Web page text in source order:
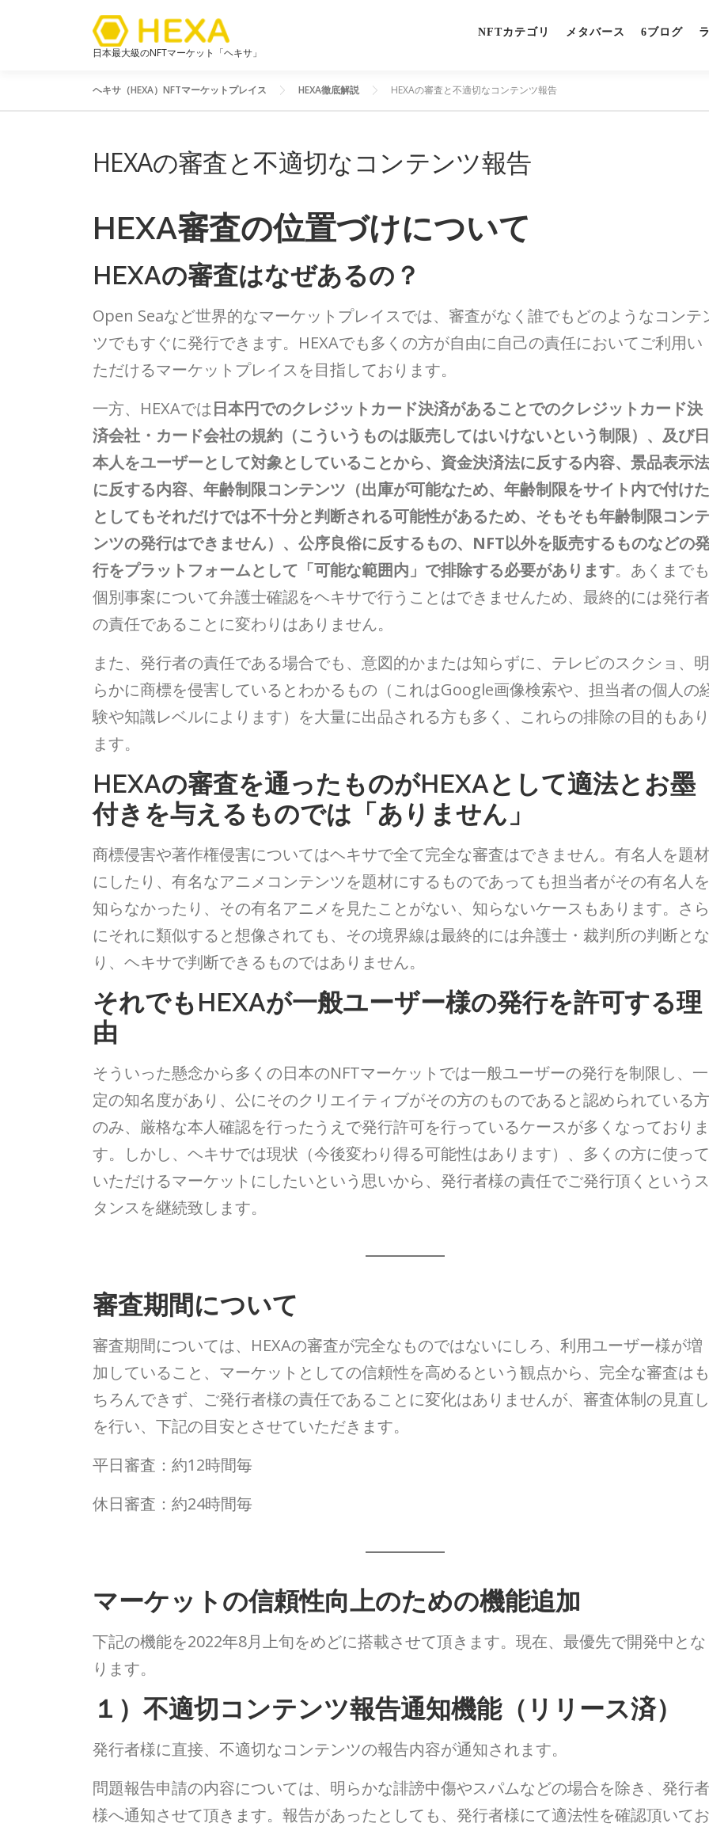
日本最大級のNFTマーケット「ヘキサ」
NFTカテゴリ メタバース 6ブログ
ヘキサ（HEXA）NFTマーケットプレイス HEXA徹底解説 HEXAの審査と不適切なコンテンツ報告
HEXAの審査と不適切なコンテンツ報告
HEXA審査の位置づけについて
HEXAの審査はなぜあるの？
Open Seaなど世界的なマーケットプレイスでは、審査がなく誰でもどのようなコンテ
ツでもすぐに発行できます。HEXAでも多くの方が自由に自己の責任においてご利用い
ただけるマーケットプレイスを目指しております。
一方、HEXAでは日本円でのクレジットカード決済があることでのクレジットカード決
済会社・カード会社の規約（こういうものは販売してはいけないという制限）、及び日
本人をユーザーとして対象としていることから、資金決済法に反する内容、景品表示法
に反する内容、年齢制限コンテンツ（出庫が可能なため、年齢制限をサイト内で付けた
としてもそれだけでは不十分と判断される可能性があるため、そもそも年齢制限コンテ
ンツの発行はできません）、公序良俗に反するもの、NFT以外を販売するものなどの
行をプラットフォームとして「可能な範囲内」で排除する必要があります。あくまでも
個別事案について弁護士確認をヘキサで行うことはできませんため、最終的には発行者
の責任であることに変わりはありません。
また、発行者の責任である場合でも、意図的かまたは知らずに、テレビのスクショ、明
らかに商標を侵害しているとわかるもの（これはGoogle画像検索や、担当者の個人の
験や知識レベルによります）を大量に出品される方も多く、これらの排除の目的もあり
ます。
HEXAの審査を通ったものがHEXAとして適法とお墨
付きを与えるものでは「ありません」
商標侵害や著作権侵害についてはヘキサで全て完全な審査はできません。有名人を題材
にしたり、有名なアニメコンテンツを題材にするものであっても担当者がその有名人を
知らなかったり、その有名アニメを見たことがない、知らないケースもあります。さら
にそれに類似すると想像されても、その境界線は最終的には弁護士・裁判所の判断とな
り、ヘキサで判断できるものではありません。
それでもHEXAが一般ユーザー様の発行を許可する理
由
そういった懸念から多くの日本のNFTマーケットでは一般ユーザーの発行を制限し、一
定の知名度があり、公にそのクリエイティブがその方のものであると認められている方
のみ、厳格な本人確認を行ったうえで発行許可を行っているケースが多くなっておりま
す。しかし、ヘキサでは現状（今後変わり得る可能性はあります）、多くの方に使って
いただけるマーケットにしたいという思いから、発行者様の責任でご発行頂くというス
タンスを継続致します。
審査期間について
審査期間については、HEXAの審査が完全なものではないにしろ、利用ユーザー様が増
加していること、マーケットとしての信頼性を高めるという観点から、完全な審査はも
ちろんできず、ご発行者様の責任であることに変化はありませんが、審査体制の見直し
を行い、下記の目安とさせていただきます。
平日審査：約12時間毎
休日審査：約24時間毎
マーケットの信頼性向上のための機能追加
下記の機能を2022年8月上旬をめどに搭載させて頂きます。現在、最優先で開発中とな
ります。
１）不適切コンテンツ報告通知機能（リリース済）
発行者様に直接、不適切なコンテンツの報告内容が通知されます。
問題報告申請の内容については、明らかな誹謗中傷やスパムなどの場合を除き、発行者
様へ通知させて頂きます。報告があったとしても、発行者様にて適法性を確認頂いてお